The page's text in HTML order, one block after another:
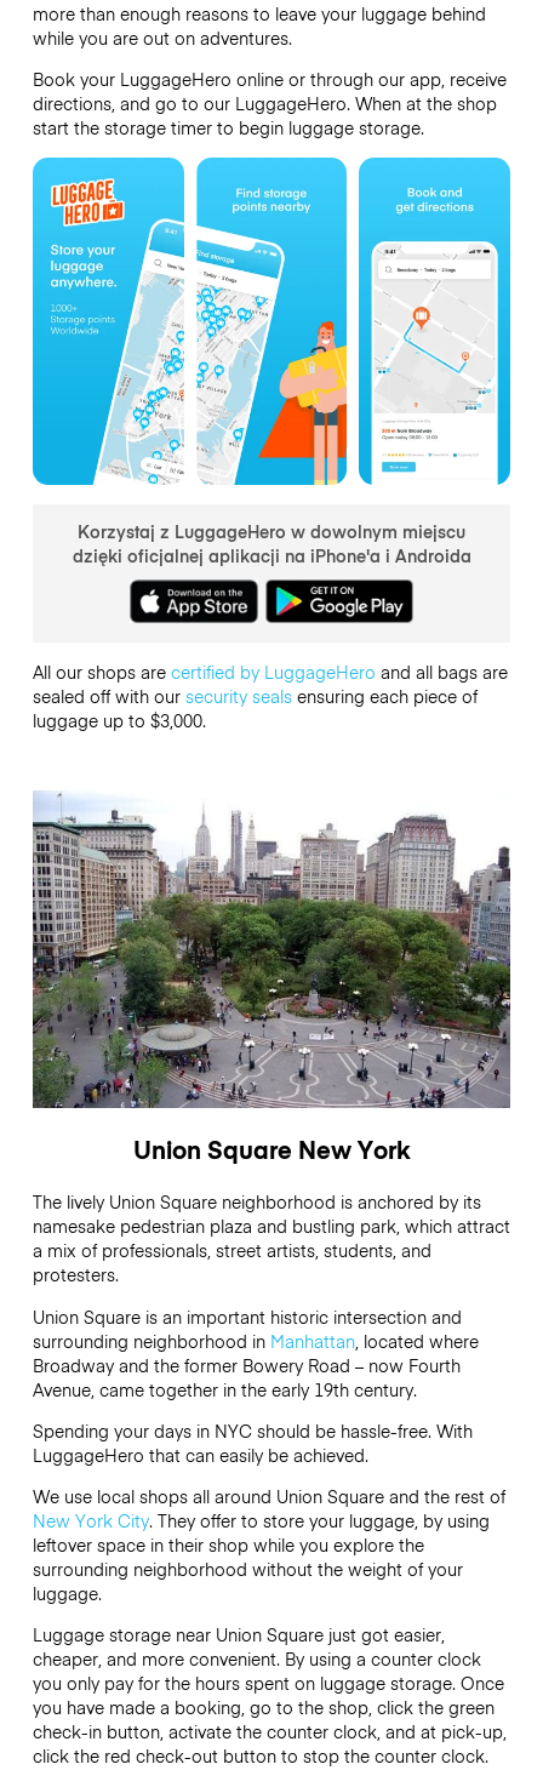
more than enough reasons to leave your luggage behind
while you are out on adventures.
Book your LuggageHero online or through our app, receive
directions, and go to our LuggageHero. When at the shop
start the storage timer to begin luggage storage.
Korzystaj z LuggageHero w dowolnym miejscu
dzięki oficjalnej aplikacji na iPhone'a i Androida
All our shops are certified by LuggageHero and all bags are
sealed off with our security sealsensuring each piece of
luggage up to $3,000.
Union Square New York
The lively Union Square neighborhood is anchored by its
namesake pedestrian plaza and bustling park, which attract
a mix of professionals, street artists, students, and
protesters.
Union Square is an important historic intersection and
surrounding neighborhood in Manhattan, located where
Broadway and the former Bowery Road – now Fourth
Avenue, came together in the early 19th century.
Spending your days in NYC should be hassle-free. With
LuggageHero that can easily be achieved.
We use local shops all around Union Square and the rest of
New York City. They offer to store your luggage, by using
leftover space in their shop while you explore the
surrounding neighborhood without the weight of your
luggage.
Luggage storage near Union Square just got easier,
cheaper, and more convenient. By using a counter clock
you only pay for the hours spent on luggage storage. Once
you have made a booking, go to the shop, click the green
check-in button, activate the counter clock, and at pick-up,
click the red check-out button to stop the counter clock.